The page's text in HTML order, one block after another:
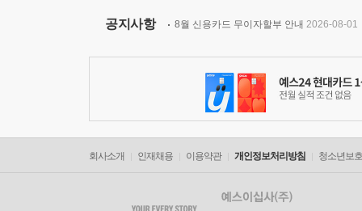
공지사항 8월 신용카드 무이자할부 안내 2026-08-01
회사소개 인재채용 이용약관 개인정보처리방침 청소년보